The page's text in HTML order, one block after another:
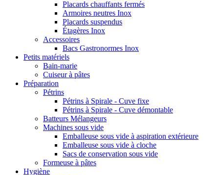
Placards chauffants fermés
Armoires neutres Inox
Placards suspendus
Étagères Inox
Accessoires
Bacs Gastronormes Inox
Petits matériels
Bain-marie
Cuiseur à pâtes
Préparation
Pétrins
Pétrins à Spirale - Cuve fixe
Pétrins à Spirale - Cuve démontable
Batteurs Mélangeurs
Machines sous vide
Emballeuse sous vide à aspiration extérieure
Emballeuse sous vide à cloche
Sacs de conservation sous vide
Formeuse à pâtes
Hygiène